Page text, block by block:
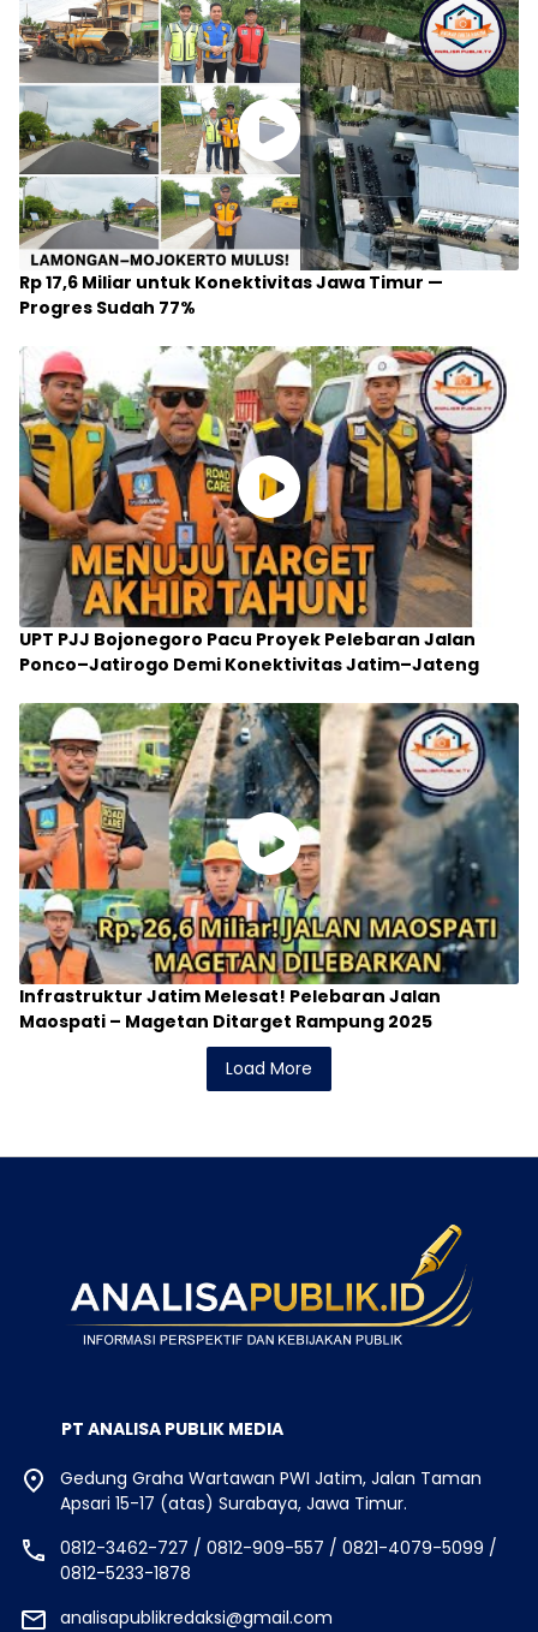
Rp 17,6 Miliar untuk Konektivitas Jawa Timur —
Progres Sudah 77%
UPT PJJ Bojonegoro Pacu Proyek Pelebaran Jalan
Ponco–Jatirogo Demi Konektivitas Jatim–Jateng
Infrastruktur Jatim Melesat! Pelebaran Jalan
Maospati – Magetan Ditarget Rampung 2025
Load More
PT ANALISA PUBLIK MEDIA
Gedung Graha Wartawan PWI Jatim, Jalan Taman
Apsari 15-17 (atas) Surabaya, Jawa Timur.
0812-3462-727 / 0812-909-557 / 0821-4079-5099 /
0812-5233-1878
analisapublikredaksi@gmail.com